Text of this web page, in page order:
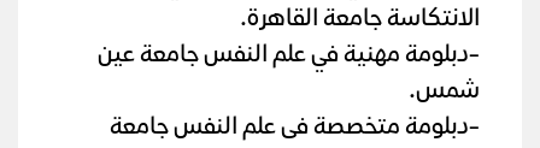
الانتكاسة جامعة القاهرة.
-دبلومة مهنية في علم النفس جامعة عين
شمس.
-دبلومة متخصصة فى علم النفس جامعة